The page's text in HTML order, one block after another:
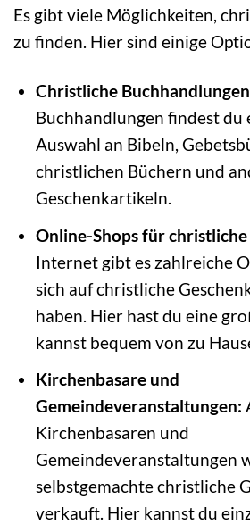
Es gibt viele Möglichkeiten,
zu finden. Hier sind einige
Christliche
Buchhandlungen findest du
Auswahl an Bibeln,
christlichen Büchern und
Geschenkartikeln.
Online-Shops für christliche
Internet gibt es zahlreiche
sich auf christliche
haben. Hier hast du eine
kannst bequem von zu
Kirchenbasare und
Gemeindeveranstaltungen:
Kirchenbasaren und
Gemeindeveranstaltungen
selbstgemachte christliche
verkauft. Hier kannst du